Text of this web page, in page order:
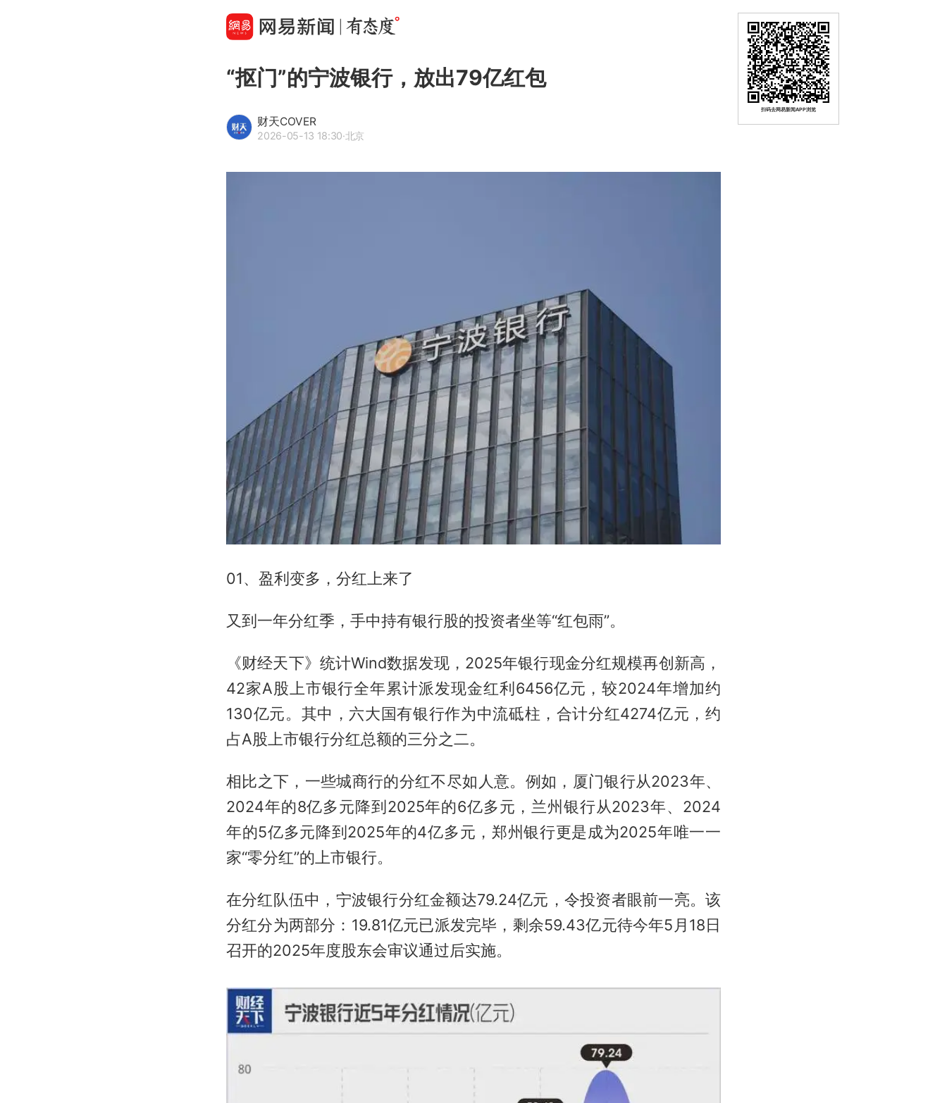
“抠门”的宁波银行，放出79亿红包
财天COVER
2026-05-13 18:30·北京
01、盈利变多，分红上来了
又到一年分红季，手中持有银行股的投资者坐等“红包雨”。
《财经天下》统计Wind数据发现，2025年银行现金分红规模再创新高，
42家A股上市银行全年累计派发现金红利6456亿元，较2024年增加约
130亿元。其中，六大国有银行作为中流砥柱，合计分红4274亿元，约
占A股上市银行分红总额的三分之二。
相比之下，一些城商行的分红不尽如人意。例如，厦门银行从2023年、
2024年的8亿多元降到2025年的6亿多元，兰州银行从2023年、2024
年的5亿多元降到2025年的4亿多元，郑州银行更是成为2025年唯一一
家“零分红”的上市银行。
在分红队伍中，宁波银行分红金额达79.24亿元，令投资者眼前一亮。该
分红分为两部分：19.81亿元已派发完毕，剩余59.43亿元待今年5月18日
召开的2025年度股东会审议通过后实施。
扫码去网易新闻APP浏览